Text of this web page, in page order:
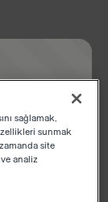
sağlamak,
sunmak
site
ve analiz